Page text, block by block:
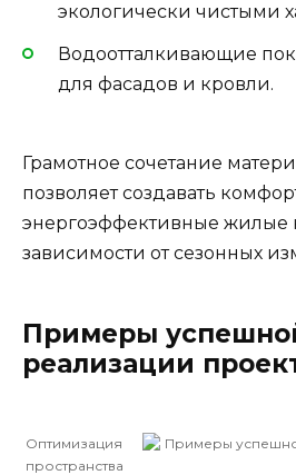
экологически чистыми
Водоотталкивающие
для фасадов и кровли.
Грамотное сочетание
позволяет создавать
энергоэффективные жилые
зависимости от сезонных
Примеры
реализации
Оптимизация
пространства